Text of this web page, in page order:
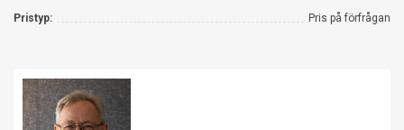
Pristyp: Pris på förfrågan